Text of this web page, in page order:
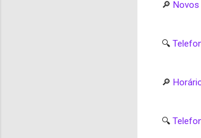
🔎
🔍
🔎
🔍